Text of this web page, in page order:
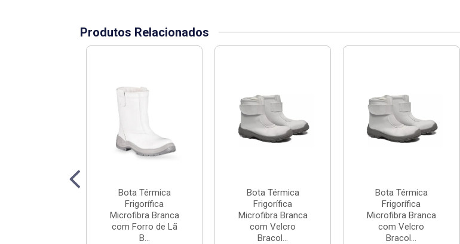
Produtos Relacionados
Bota Térmica
Frigorífica
Microfibra Branca
com Forro de Lã
B...
Bota Térmica
Frigorífica
Microfibra Branca
com Velcro
Bracol...
Bota Térmica
Frigorífica
Microfibra Branca
com Velcro
Bracol...